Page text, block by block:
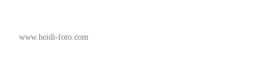
www.heidi-foto.com